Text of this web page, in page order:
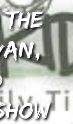
the